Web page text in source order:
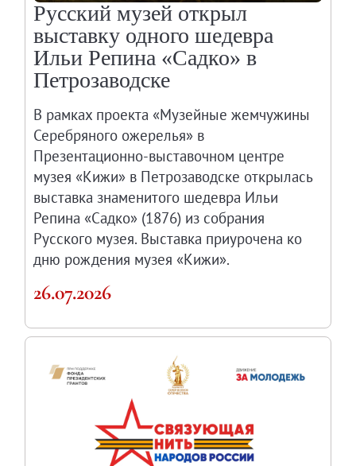
Русский музей открыл
выставку одного шедевра
Ильи Репина «Садко» в
Петрозаводске
В рамках проекта «Музейные жемчужины
Серебряного ожерелья» в
Презентационно-выставочном центре
музея «Кижи» в Петрозаводске открылась
выставка знаменитого шедевра Ильи
Репина «Садко» (1876) из собрания
Русского музея. Выставка приурочена ко
дню рождения музея «Кижи».
26.07.2026